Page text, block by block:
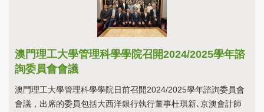
澳門理工大學管理科學學院召開2024/2025學年諮
詢委員會會議
澳門理工大學管理科學學院日前召開2024/2025學年諮詢委員會
會議，出席的委員包括大西洋銀行執行董事杜琪新､京澳會計師